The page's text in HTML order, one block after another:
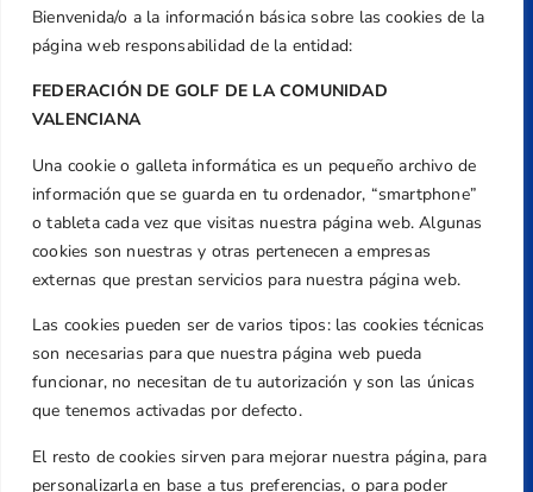
Bienvenida/o a la información básica sobre las cookies de la
página web responsabilidad de la entidad:
FEDERACIÓN DE GOLF DE LA COMUNIDAD
VALENCIANA
Una cookie o galleta informática es un pequeño archivo de
información que se guarda en tu ordenador, “smartphone”
o tableta cada vez que visitas nuestra página web. Algunas
cookies son nuestras y otras pertenecen a empresas
externas que prestan servicios para nuestra página web.
Las cookies pueden ser de varios tipos: las cookies técnicas
son necesarias para que nuestra página web pueda
funcionar, no necesitan de tu autorización y son las únicas
que tenemos activadas por defecto.
El resto de cookies sirven para mejorar nuestra página, para
personalizarla en base a tus preferencias, o para poder
Dirección
Centre de L´Esport, Carrer d'Isaac Peral i
Caballero, Nº 5, Despachos 2 y 3, 46980,
Valencia
+34 961 367 799
Email
federacion@golfcv.com
Aviso Legal